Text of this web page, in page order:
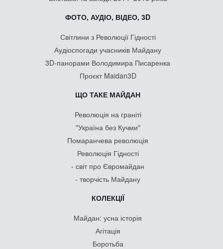
ФОТО, АУДІО, ВІДЕО, 3D
Світлини з Революції Гідності
Аудіоспогади учасників Майдану
3D-панорами Володимира Писаренка
Проєкт Maidan3D
ЩО ТАКЕ МАЙДАН
Революція на граніті
"Україна без Кучми"
Помаранчева революція
Революція Гідності
- світ про Євромайдан
- творчість Майдану
КОЛЕКЦІЇ
Майдан: усна історія
Агітація
Боротьба